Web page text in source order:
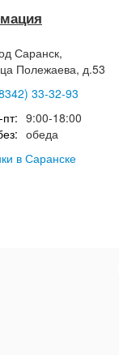
Саранск,
Полежаева, д.53
33-32-93
9:00-18:00
обеда
в Саранске